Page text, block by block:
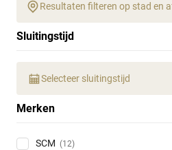
Resultaten filteren op stad en
Sluitingstijd
Selecteer sluitingstijd
Merken
SCM (12)